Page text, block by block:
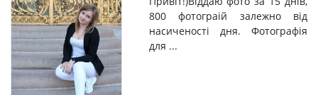
800 фотограій залежно від
насиченості дня. Фотографія
для ...